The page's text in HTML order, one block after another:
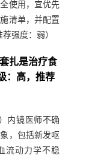
使用，宜优先
清单，并配置
强度：弱）
扎是治疗食
：高，推荐
内镜医师不确
，包括新发呕
流动力学不稳